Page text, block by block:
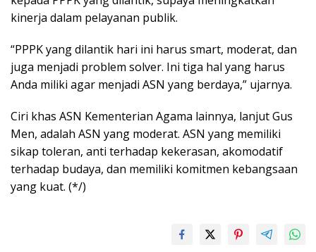
kinerja dalam pelayanan publik.
“PPPK yang dilantik hari ini harus smart, moderat, dan
juga menjadi problem solver. Ini tiga hal yang harus
Anda miliki agar menjadi ASN yang berdaya,” ujarnya.
Ciri khas ASN Kementerian Agama lainnya, lanjut Gus
Men, adalah ASN yang moderat. ASN yang memiliki
sikap toleran, anti terhadap kekerasan, akomodatif
terhadap budaya, dan memiliki komitmen kebangsaan
yang kuat. (*/)